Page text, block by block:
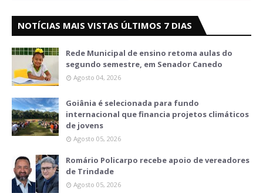
NOTÍCIAS MAIS VISTAS ÚLTIMOS 7 DIAS
Rede Municipal de ensino retoma aulas do
segundo semestre, em Senador Canedo
Agosto 04, 2026
Goiânia é selecionada para fundo
internacional que financia projetos climáticos
de jovens
Agosto 05, 2026
Romário Policarpo recebe apoio de vereadores
de Trindade
Agosto 05, 2026